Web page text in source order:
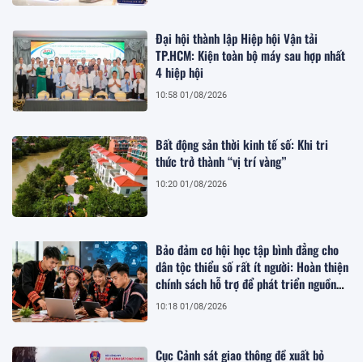
Đại hội thành lập Hiệp hội Vận tải
TP.HCM: Kiện toàn bộ máy sau hợp nhất
4 hiệp hội
10:58 01/08/2026
Bất động sản thời kinh tế số: Khi tri
thức trở thành “vị trí vàng”
10:20 01/08/2026
Bảo đảm cơ hội học tập bình đẳng cho
dân tộc thiểu số rất ít người: Hoàn thiện
chính sách hỗ trợ để phát triển nguồn
nhân lực bền vững
10:18 01/08/2026
Cục Cảnh sát giao thông đề xuất bỏ